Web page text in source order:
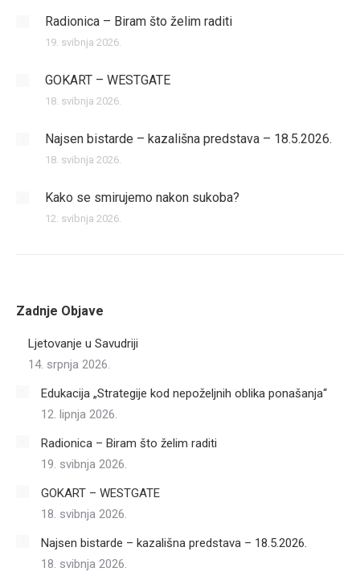
Radionica – Biram što želim raditi
19. svibnja 2026.
GOKART – WESTGATE
18. svibnja 2026.
Najsen bistarde – kazališna predstava – 18.5.2026.
18. svibnja 2026.
Kako se smirujemo nakon sukoba?
12. svibnja 2026.
Zadnje Objave
Ljetovanje u Savudriji
14. srpnja 2026.
Edukacija „Strategije kod nepoželjnih oblika ponašanja“
12. lipnja 2026.
Radionica – Biram što želim raditi
19. svibnja 2026.
GOKART – WESTGATE
18. svibnja 2026.
Najsen bistarde – kazališna predstava – 18.5.2026.
18. svibnja 2026.